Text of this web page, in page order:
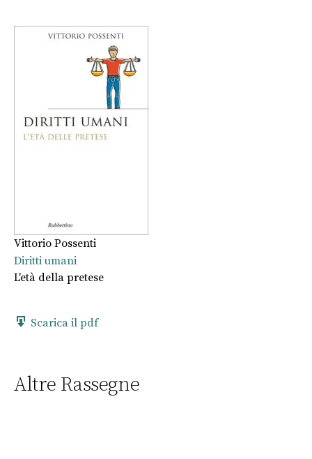
Vittorio Possenti
Diritti umani
L'età della pretese
Scarica il pdf
Altre Rassegne